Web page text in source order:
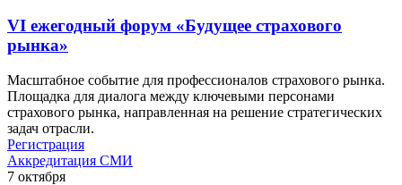
VI ежегодный форум «Будущее страхового
рынка»
Масштабное событие для профессионалов страхового рынка.
Площадка для диалога между ключевыми персонами
страхового рынка, направленная на решение стратегических
задач отрасли.
Регистрация
Аккредитация СМИ
7 октября